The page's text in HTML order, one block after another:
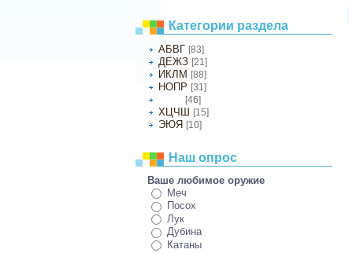
Категории раздела
АБВГ [83]
ДЕЖЗ [21]
ИКЛМ [88]
НОПР [31]
[46]
ХЦЧШ [15]
ЭЮЯ [10]
Наш опрос
Ваше любимое оружие
Меч
Посох
Лук
Дубина
Катаны